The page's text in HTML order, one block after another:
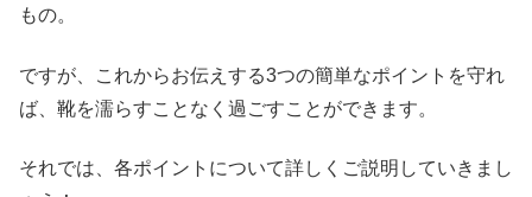
もの。
ですが、これからお伝えする3つの簡単なポイントを守れ
ば、靴を濡らすことなく過ごすことができます。
それでは、各ポイントについて詳しくご説明していきまし